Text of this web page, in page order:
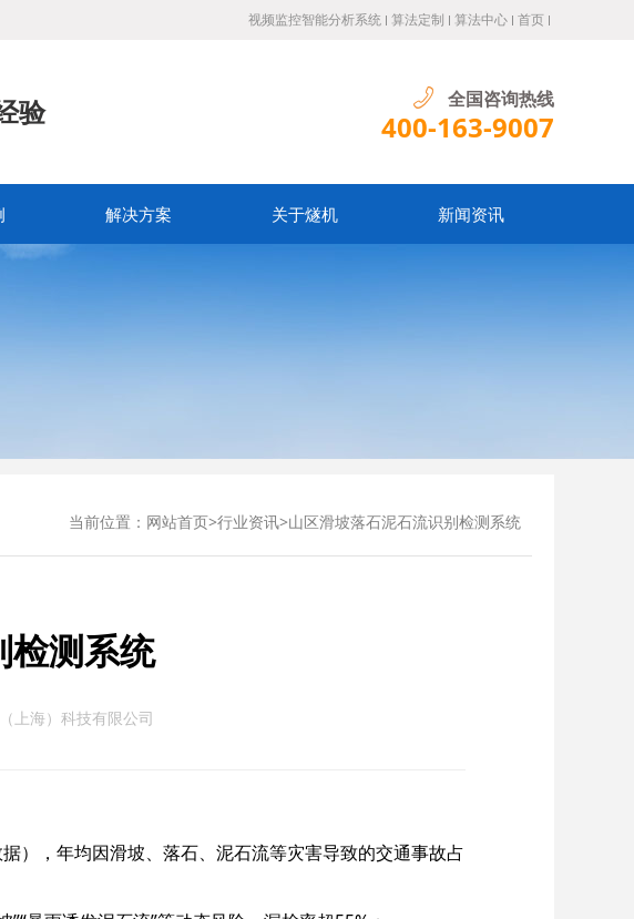
视频监控智能分析系统 算法定制 算法中心 首页
验 全国咨询热线
400-163-9007
解决方案 关于燧机 新闻资讯
当前位置： 网站首页>行业资讯>山区滑坡落石泥石流识别检测系统
检测系统
上海）科技有限公司
），年均因滑坡、落石、泥石流等灾害导致的交通事故占